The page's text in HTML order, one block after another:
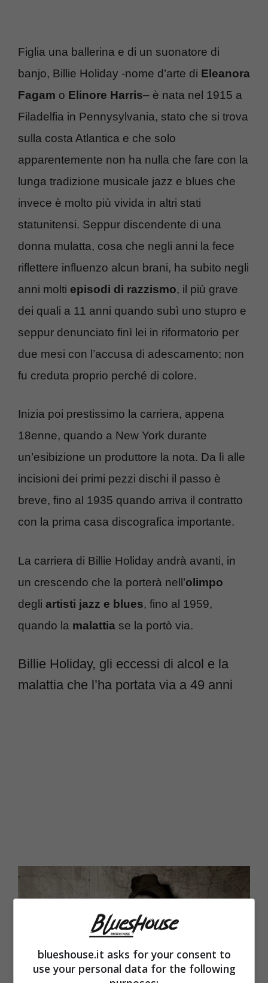
Figlia una ballerina e di un suonatore di
banjo, Billie Holiday -nome d’arte di Eleanora
Fagam o Elinore Harris– è nata nel 1915 a
Filadelfia in Pennysylvania, stato che si trova
sulla costa Atlantica e che solo
apparentemente non ha nulla che fare con la
lunga tradizione musicale jazz e blues che
invece è molto più vivida in altri stati
statunitensi. Seppur discendente di una
donna mulatta, cosa che negli anni la fece
riflettere influenzo alcun brani, ha subito negli
anni molti episodi di razzismo, il più grave
dei quali a 11 anni quando subì uno stupro e
seppur denunciato finì lei in riformatorio per
due mesi con l’accusa di adescamento; non
fu creduta proprio perché di colore.
Inizia poi prestissimo la carriera, appena
18enne, quando a New York durante
un’esibizione un produttore la nota. Da lì alle
incisioni dei primi pezzi dischi il passo è
breve, fino al 1935 quando arriva il contratto
con la prima casa discografica importante.
La carriera di Billie Holiday andrà avanti, in
un crescendo che la porterà nell’olimpo
degli artisti jazz e blues, fino al 1959,
quando la malattia se la portò via.
Billie Holiday, gli eccessi di alcol e la
malattia che l’ha portata via a 49 anni
blueshouse.it asks for your consent to
use your personal data for the following